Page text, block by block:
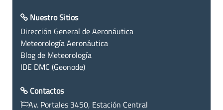
Nuestro Sitios
Dirección General de Aeronáutica
Meteorología Aeronáutica
Blog de Meteorología
IDE DMC (Geonode)
Contactos
Av. Portales 3450, Estación Central